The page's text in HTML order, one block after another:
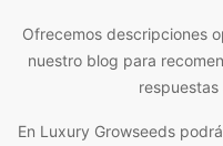
Ofrecemos descripciones
nuestro blog para
En Luxury Growseeds